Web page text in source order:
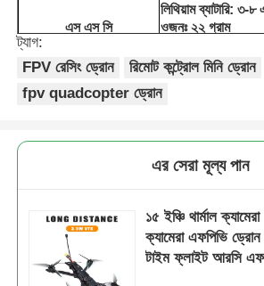
যোগাযোগ করুন
একটি উদ্ধৃতি অনুরোধ করুন
শিল্প ড্রোন
এস এস সি
লিথিয়াম ব্যাটারি: ৩-৮
ওজনঃ ২২ গ্রাম
সর্বাধিক সমর্থিত গ্যাস
DShot300/600/
মোড
MCU:
জাইরোস্কোপঃ
OSD: AT7456E
মাউন্ট হোলঃ
মডেলঃ KLM
ফ্রিকোয়েন্সিঃ 4.9/
ট্যাগ:
FPV রেসিং ড্রোন
রিমোট কন্ট্রোল মিনি ড্রোন
fpv quadcopter ড্রোন
এর সেরা মূল্য পান
১৫ ইঞ্চি থার্মাল
ক্যামেরা এফপিভি
টাইম ফ্লাইট আরসি